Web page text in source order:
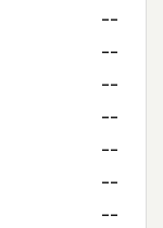
--
--
--
--
--
--
--